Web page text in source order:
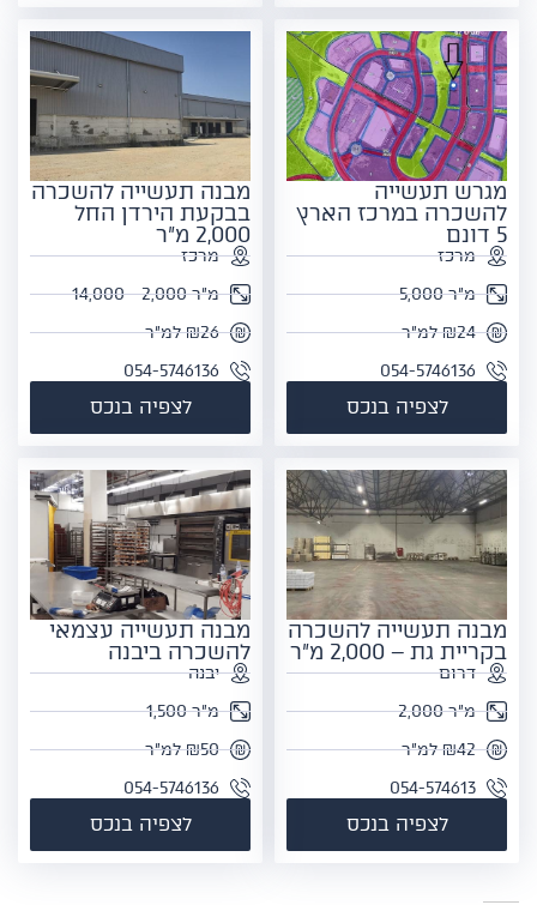
מגרש תעשייה
להשכרה במרכז הארץ
5 דונם
מרכז
מ"ר 5,000
₪24 למ"ר
054-5746136
לצפיה בנכס
מבנה תעשייה להשכרה
בבקעת הירדן החל
2,000 מ"ר
מרכז
מ"ר 2,000 - 14,000
₪26 למ"ר
054-5746136
לצפיה בנכס
מבנה תעשייה להשכרה
בקריית גת – 2,000 מ"ר
דרום
מ"ר 2,000
₪42 למ"ר
054-574613
לצפיה בנכס
מבנה תעשייה עצמאי
להשכרה ביבנה
יבנה
מ"ר 1,500
₪50 למ"ר
054-5746136
לצפיה בנכס